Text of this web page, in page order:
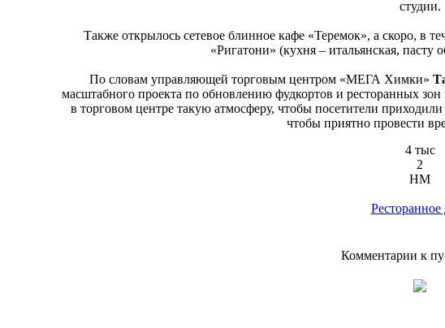
студии.
Также открылось сетевое блинное кафе «Теремок», а скоро, в
«Ригатони» (кухня – итальянская, пасту
По словам управляющей торговым центром «МЕГА Химки»
масштабного проекта по обновлению фудкортов и ресторанных
в торговом центре такую атмосферу, чтобы посетители
чтобы приятно провести
4 тыс
2
HM
Ресторанное
Комментарии к